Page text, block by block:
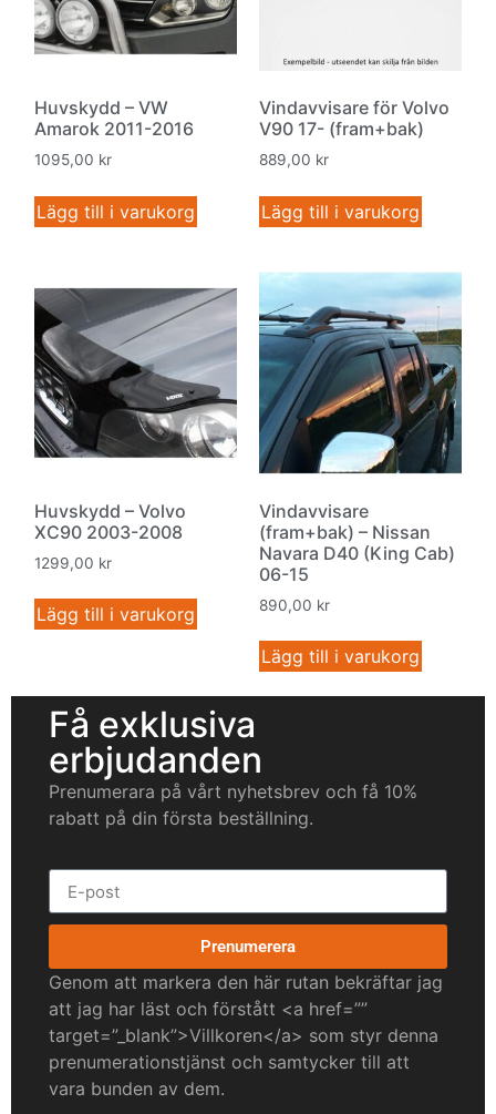
Huvskydd – VW
Amarok 2011-2016
1095,00 kr
Lägg till i varukorg
Vindavvisare för Volvo
V90 17- (fram+bak)
889,00 kr
Lägg till i varukorg
Huvskydd – Volvo
XC90 2003-2008
1299,00 kr
Lägg till i varukorg
Vindavvisare
(fram+bak) – Nissan
Navara D40 (King Cab)
06-15
890,00 kr
Lägg till i varukorg
Få exklusiva
erbjudanden
Prenumerara på vårt nyhetsbrev och få 10%
rabatt på din första beställning.
Prenumerera
Genom att markera den här rutan bekräftar jag
att jag har läst och förstått <a href=””
target=”_blank”>Villkoren</a> som styr denna
prenumerationstjänst och samtycker till att
vara bunden av dem.